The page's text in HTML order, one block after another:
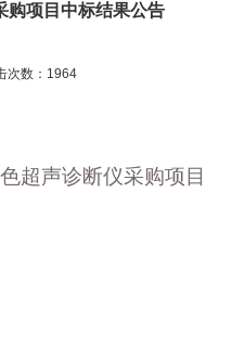
购项目中标结果公告
次数：1964
超声诊断仪采购项目